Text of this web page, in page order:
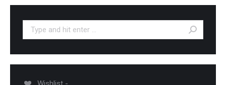
Search: